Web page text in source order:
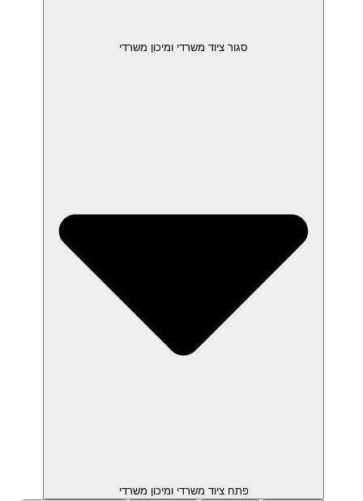
סגור ציוד משרדי ומיכון משרדי
פתח ציוד משרדי ומיכון משרדי